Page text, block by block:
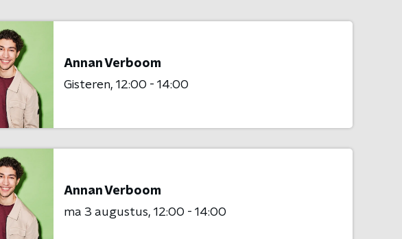
Annan Verboom
Gisteren 12:00 - 14:00
Annan Verboom
ma 3 augustus 12:00 - 14:00